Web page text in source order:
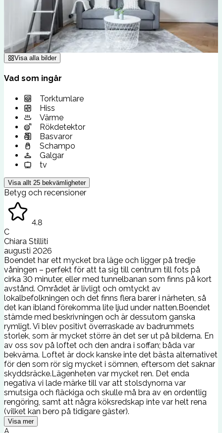
Visa alla bilder
Vad som ingår
Torktumlare
Hiss
Värme
Rökdetektor
Basvaror
Schampo
Galgar
tv
Visa allt 25 bekvämligheter
Betyg och recensioner
4.8
C
Chiara Stilliti
augusti 2026
Boendet har ett mycket bra läge och ligger på tredje
våningen – perfekt för att ta sig till centrum till fots på
cirka 30 minuter, eller med tunnelbanan som finns på kort
avstånd. Området är livligt och omtyckt av
lokalbefolkningen och det finns flera barer i närheten, så
det kan ibland förekomma lite ljud under natten.Boendet
stämde med beskrivningen och är dessutom ganska
rymligt. Vi blev positivt överraskade av badrummets
storlek, som är mycket större än det ser ut på bilderna. En
av oss sov på loftet och den andra i soffan; båda var
bekväma. Loftet är dock kanske inte det bästa alternativet
för den som rör sig mycket i sömnen, eftersom det saknar
skyddsräcke.Lägenheten var mycket ren. Det enda
negativa vi lade märke till var att stolsdynorna var
smutsiga och fläckiga och skulle må bra av en ordentlig
rengöring, samt att några köksredskap inte var helt rena
(vilket kan bero på tidigare gäster).
Visa mer
A